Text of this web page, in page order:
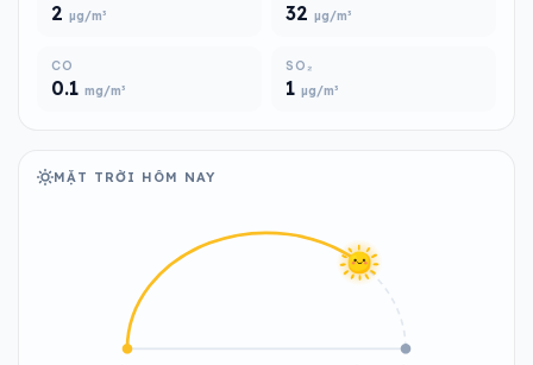
2 µg/m³ 32 µg/m³
CO
0.1 mg/m³
SO₂
1 µg/m³
MẶT TRỜI HÔM NAY